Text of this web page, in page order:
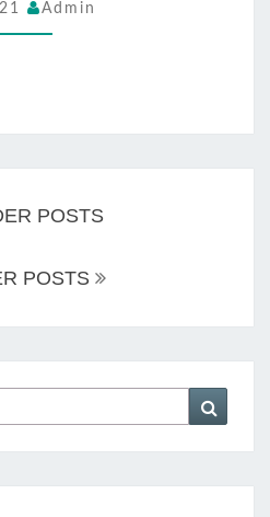
Admin
POSTS
POSTS